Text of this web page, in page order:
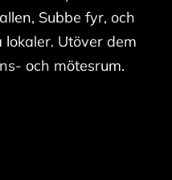
Subbe fyr, och
Utöver dem
och mötesrum.